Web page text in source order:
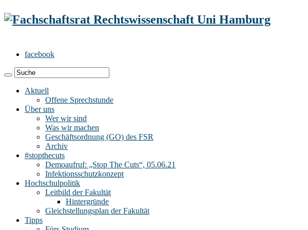
facebook
Aktuell
Offene Sprechstunde
Über uns
Wer wir sind
Was wir machen
Geschäftsordnung (GO) des FSR
Archiv
#stopthecuts
Demoaufruf: „Stop The Cuts“, 05.06.21
Infektionsschutzkonzept
Hochschulpolitik
Leitbild der Fakultät
Hintergründe
Gleichstellungsplan der Fakultät
Tipps